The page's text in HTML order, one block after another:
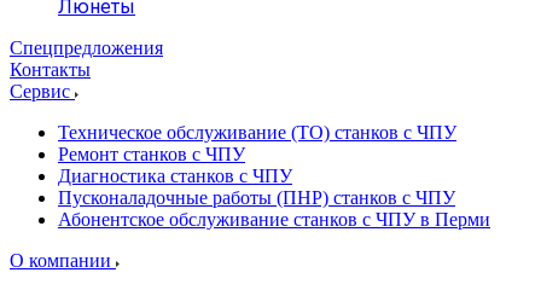
Люнеты
Спецпредложения
Контакты
Сервис
Техническое обслуживание (ТО) станков с ЧПУ
Ремонт станков с ЧПУ
Диагностика станков с ЧПУ
Пусконаладочные работы (ПНР) станков с ЧПУ
Абонентское обслуживание станков с ЧПУ в Перми
О компании